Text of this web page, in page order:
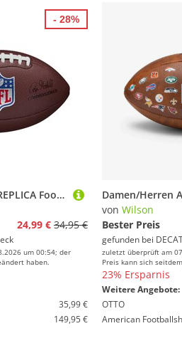
Wilson NFL DUKE REPLICA Football
24,99 € 34,95 €
um 00:54; der
haben.
35,99 €
149,95 €
- 28%
von Wilson
Bester Preis
gefunden bei
zuletzt überprüft am
Preis kann sich
23% Ersparnis
Weitere Angebote:
OTTO
American